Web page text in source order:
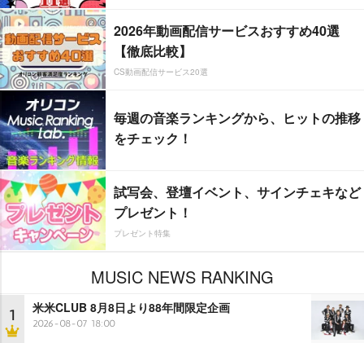
2026年動画配信サービスおすすめ40選
【徹底比較】
CS動画配信サービス20選
毎週の音楽ランキングから、ヒットの推移
をチェック！
試写会、登壇イベント、サインチェキなど
プレゼント！
プレゼント特集
MUSIC NEWS RANKING
1 米米CLUB 8月8日より88年間限定企画
2026-08-07 18:00